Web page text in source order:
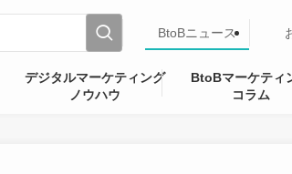
BtoBニュース
デジタルマーケティング
ノウハウ
BtoBマーケティ
コラム